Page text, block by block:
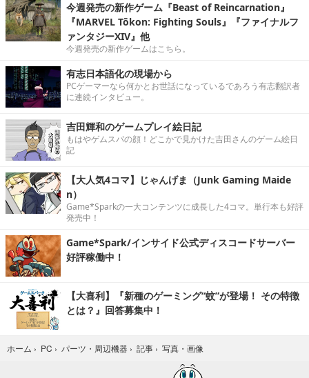
今週発売の新作ゲーム『Beast of Reincarnation』
『MARVEL Tōkon: Fighting Souls』『ファイナルフ
ァンタジーXIV』他
今週発売の新作ゲームはこちら。
有志日本語化の現場から
PCゲーマーなら何かとお世話になっているであろう有志翻訳者
に連続インタビュー。
吉田輝和のゲームプレイ絵日記
もはやゲムスパの顔！どこかで見かけた吉田さんのゲーム絵日
記
【大人気4コマ】じゃんげま（Junk Gaming Maide
n）
Game*Sparkの一大コンテンツに成長した4コマ。単行本も好評
発売中！
Game*Spark/インサイド公式ディスコードサーバー
好評稼働中！
【大喜利】『新種のゲーミング“蚊”が登場！ その特徴
とは？』回答募集中！
ホーム › PC › パーツ・周辺機器 › 記事 › 写真・画像